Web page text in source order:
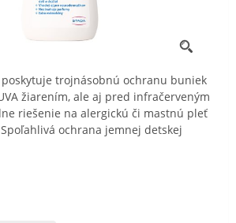
trojnásobnú ochranu buniek
žiarením, ale aj pred infračerveným
riešenie na alergickú či mastnú pleť
ochrana jemnej detskej